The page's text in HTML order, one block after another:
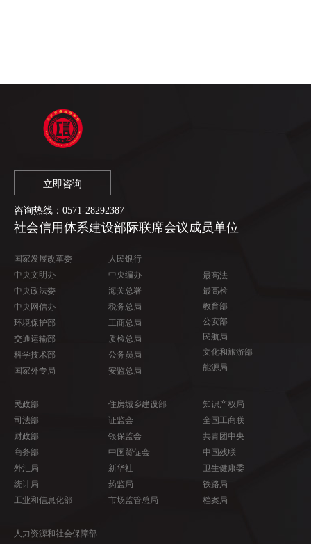
立即咨询
咨询热线： 0571-28292387
社会信用体系建设部际联席会议成员单位
国家发展改革委
中央文明办
中央政法委
中央网信办
环境保护部
交通运输部
科学技术部
国家外专局
人民银行
中央编办
海关总署
税务总局
工商总局
质检总局
公务员局
安监总局
最高法
最高检
教育部
公安部
民航局
文化和旅游部
能源局
民政部
司法部
财政部
商务部
外汇局
统计局
工业和信息化部
住房城乡建设部
证监会
银保监会
中国贸促会
新华社
药监局
市场监管总局
知识产权局
全国工商联
共青团中央
中国残联
卫生健康委
铁路局
档案局
人力资源和社会保障部